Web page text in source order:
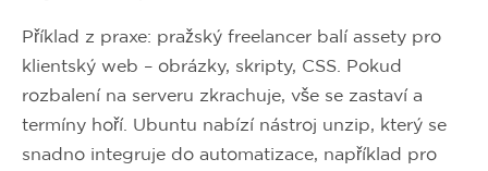
Příklad z praxe: pražský freelancer balí assety pro
klientský web – obrázky, skripty, CSS. Pokud
rozbalení na serveru zkrachuje, vše se zastaví a
termíny hoří. Ubuntu nabízí nástroj unzip, který se
snadno integruje do automatizace, například pro